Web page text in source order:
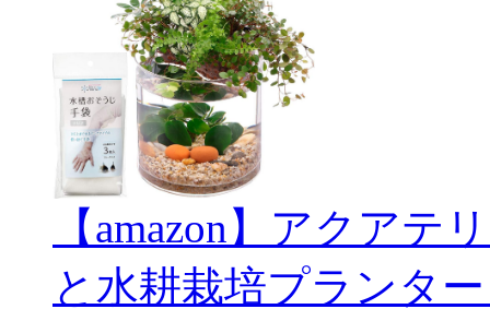
【amazon】アクアテ
と水耕栽培プランタ